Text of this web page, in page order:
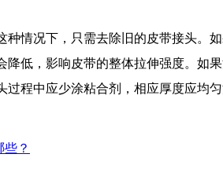
况下，只需去除旧的皮带接头。
低，影响皮带的整体拉伸强度。如
程中应少涂粘合剂，相应厚度应均匀
？